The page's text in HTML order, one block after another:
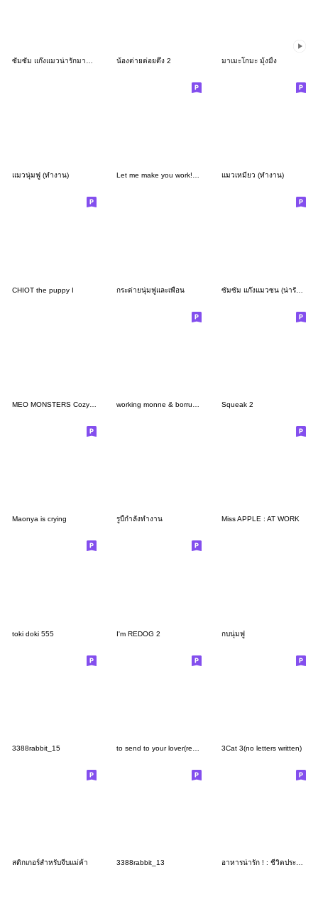
น้องต่ายต่อยตึง 2 มาเมะโกมะ มุ้งมิ้ง
แมวนุ่มฟู (ทำงาน) Let me make you work! | SUSUDUMDUM แมวเหมียว (ทำงาน)
CHIOT the puppy I กระต่ายนุ่มฟูและเพื่อน ซัมซัม แก๊งแมวซน (น่ารักมาก)
Squeak 2
Maonya is crying รูบี้กำลังทำงาน Miss APPLE : AT WORK
toki doki 555 I'm REDOG 2 กบนุ่มฟู
3388rabbit_15 3Cat 3(no letters written)
สติกเกอร์สำหรับจีบแม่ค้า 3388rabbit_13 อาหารน่ารัก ! : ชีวิตประจำวันสีพาสเทล